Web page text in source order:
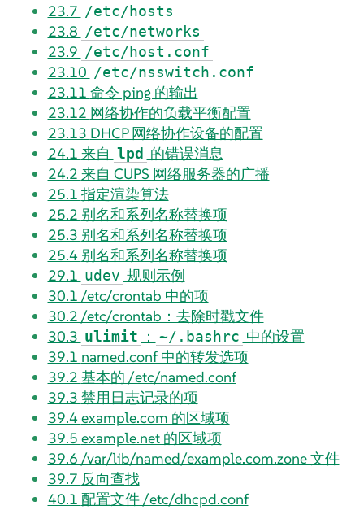
23.7 /etc/hosts
23.8 /etc/networks
23.9 /etc/host.conf
23.10 /etc/nsswitch.conf
23.11 命令 ping 的输出
23.12 网络协作的负载平衡配置
23.13 DHCP 网络协作设备的配置
24.1 来自 lpd 的错误消息
24.2 来自 CUPS 网络服务器的广播
25.1 指定渲染算法
25.2 别名和系列名称替换项
25.3 别名和系列名称替换项
25.4 别名和系列名称替换项
29.1 udev 规则示例
30.1 /etc/crontab 中的项
30.2 /etc/crontab：去除时戳文件
30.3 ulimit ： ~/.bashrc 中的设置
39.1 named.conf 中的转发选项
39.2 基本的 /etc/named.conf
39.3 禁用日志记录的项
39.4example.com 的区域项
39.5 example.net 的区域项
39.6 /var/lib/named/example.com.zone 文件
39.7 反向查找
40.1 配置文件 /etc/dhcpd.conf